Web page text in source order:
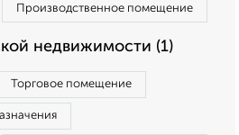
Производственное помещение
недвижимости (1)
Торговое помещение